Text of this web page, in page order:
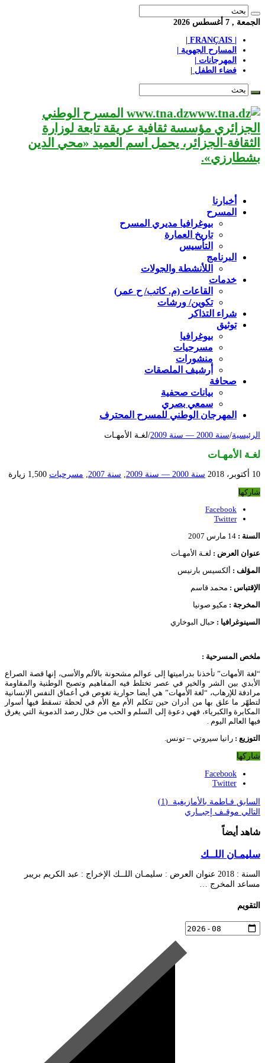
الجمعة , 7 أغسطس 2026
المسارح الجهوية |
المهرجانات |
فضاء الطفل |
www.tna.dz المسرح الوطني
الجزائري مؤسسة ثقافية عريقة تابعة لوزارة
الثقافة-الجزائر، يحمل اسم العميد «محي الدين
بشطارزي».
أخبارنا
المسرح
بيوغرافيا مديري المسرح
تاريخ العمارة
التأسيس
البرنامج
اللأنشطة والجولات
خدمات
القاعات (م. كاتب/ ح عمر)
تكوين/ ورشات
شراء التذاكر
توثيق
بيوغرافيا
مسرحيات
منشورات
أرشيف الملصقات
صحافة
بيانات صحفية
سمعي بصري
المهرجان الوطني للمسرح المحترف
الرئيسية/سنة 2000 — سنة 2009 /لغـة الأمهـات
لغـة الأمهـات
10 أكتوبر، 2018 سنة 2000 — سنة 2009 , سنة 2007 , مسرحيات 1,500 زيارة
شاركها
Facebook
Twitter
السنة :
عنوان العرض : لغـة الأمهـات
المؤلف : ألكسيس بارنيس
الإقتباس : محمد قاسم
المخرجة : مكيو صونيا
السينوغرافيا : حبال البوخاري
ملخص المسرحية :
“لغة الأمهات” تأخذنا بدراميتها إلى عوالم مشحونة بالألم والأسى، إنها قصة الصراع
الأبدي بين الشر والخير في عصر تختلط فيه المفاهيم وتصبح الوطنية والمقاومة
مرادفة للإرهاب، “لغة الأمهات” هي أيضا حوارية تغوص في أعماق النفس الإنسانية
لتطهّر ما علق بها من أدران حين تتكلم الأم مع الأم في لحظة تسقط فيها أسوار
المكابرة والكبرياء، فهي دعوة إلى السلم و الحب من خلال رصد الدموية التي يغرق
فيها العالم اليوم .
التوزيع : رانيا سيروتي – تونس.
شاركها
Facebook
Twitter
السابق فـاطمة بالأمازيغية (1)
التالي موقـف إجبــاري
شاهد أيضاً
سليمـان اللــك
السنة : 2018 عنوان العرض : سليمـان اللــك الإخراج : عبد الكريم بريبر
مساعد المخرج …
التقويم